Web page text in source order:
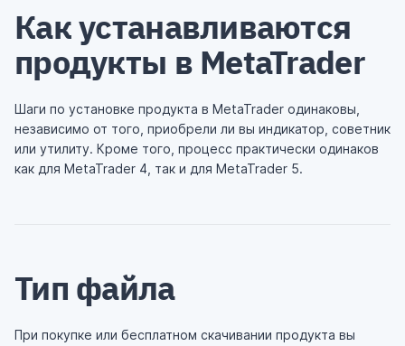
Как устанавливаются
продукты в MetaTrader
Шаги по установке продукта в MetaTrader одинаковы,
независимо от того, приобрели ли вы индикатор, советник
или утилиту. Кроме того, процесс практически одинаков
как для MetaTrader 4, так и для MetaTrader 5.
Тип файла
При покупке или бесплатном скачивании продукта вы